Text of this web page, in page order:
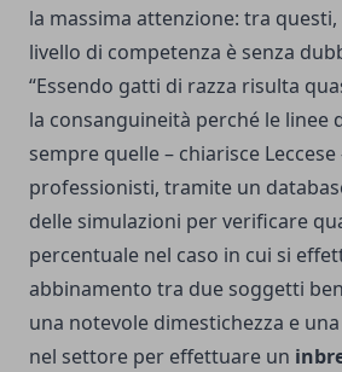
la massima attenzione: tra
livello di competenza è senza
“Essendo gatti di razza risulta
la consanguineità perché le linee
sempre quelle – chiarisce
professionisti, tramite un
delle simulazioni per verificare
percentuale nel caso in cui si
abbinamento tra due soggetti
una notevole dimestichezza e
nel settore per effettuare un